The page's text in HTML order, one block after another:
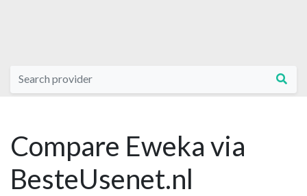
Compare Eweka via
BesteUsenet.nl